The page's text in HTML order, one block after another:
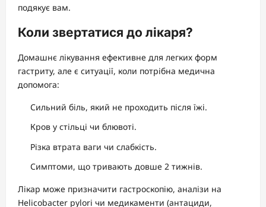
подякує вам.
Коли звертатися до лікаря?
Домашнє лікування ефективне для легких форм
гастриту, але є ситуації, коли потрібна медична
допомога:
Сильний біль, який не проходить після їжі.
Кров у стільці чи блювоті.
Різка втрата ваги чи слабкість.
Симптоми, що тривають довше 2 тижнів.
Лікар може призначити гастроскопію, аналізи на
Helicobacter pylori чи медикаменти (антациди,